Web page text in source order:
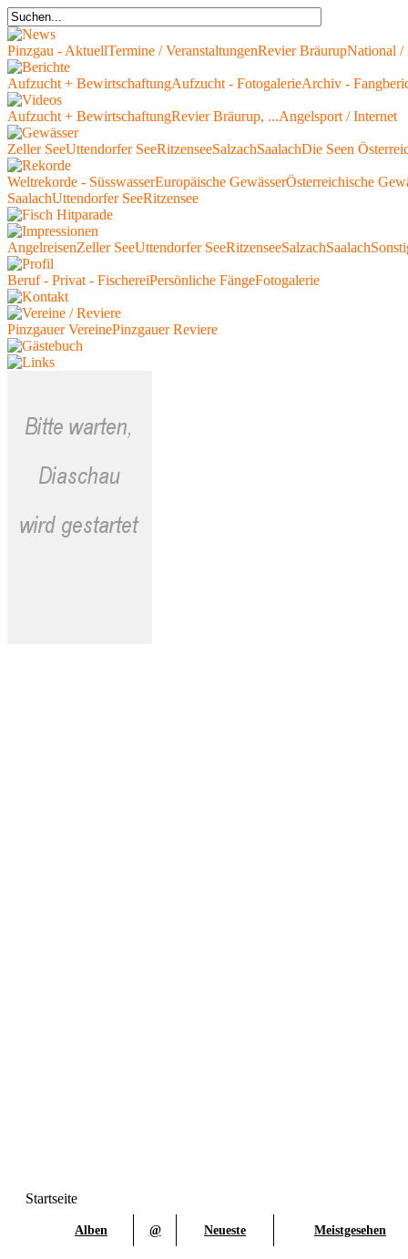
Pinzgau - AktuellTermine / VeranstaltungenRevier BräurupNational /
Aufzucht + BewirtschaftungAufzucht - FotogalerieArchiv -
Aufzucht + BewirtschaftungRevier Bräurup, ...Angelsport / Internet
Zeller SeeUttendorfer SeeRitzenseeSalzachSaalachDie Seen
Weltrekorde - SüsswasserEuropäische GewässerÖsterreichische
SaalachUttendorfer SeeRitzensee
AngelreisenZeller SeeUttendorfer SeeRitzenseeSalzachSaalach
Beruf - Privat - FischereiPersönliche FängeFotogalerie
Pinzgauer VereinePinzgauer Reviere
Startseite
Alben @ Neueste Meistgesehen